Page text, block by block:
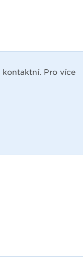
kontaktní. Pro více